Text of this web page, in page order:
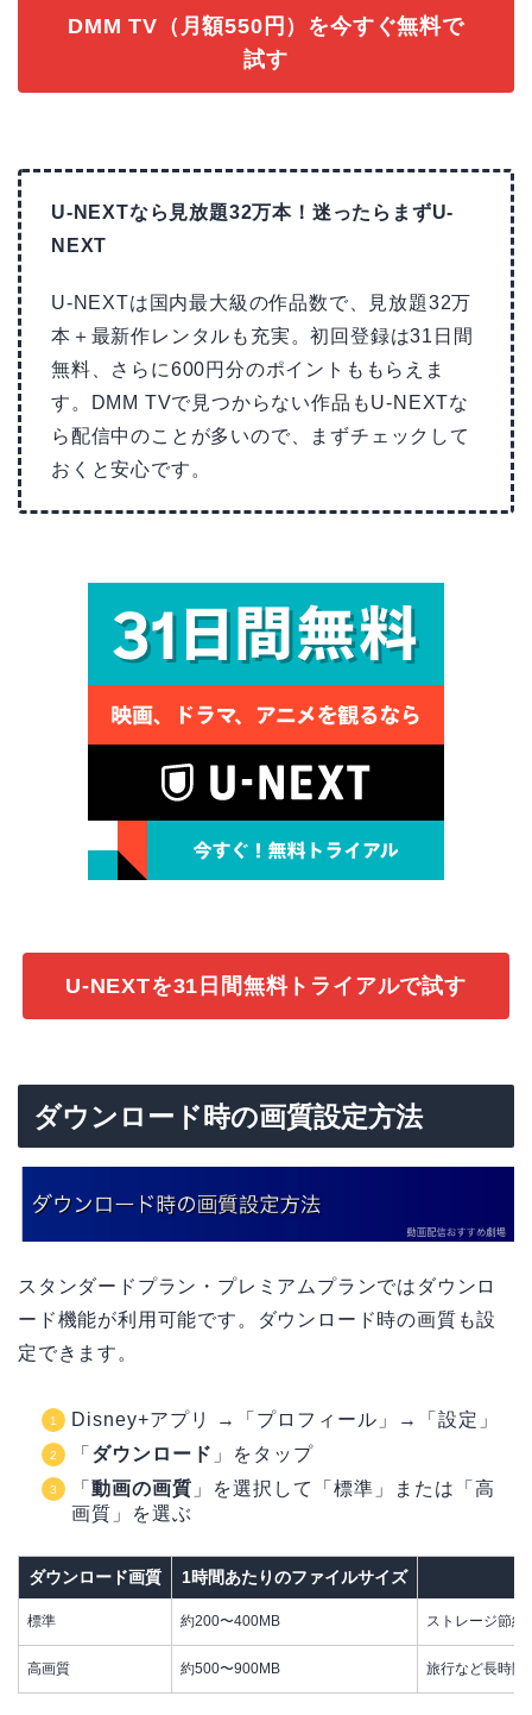
DMM TV（月額550円）を今すぐ無料で
試す
U-NEXTなら見放題32万本！迷ったらまずU-
NEXT
U-NEXTは国内最大級の作品数で、見放題32万
本＋最新作レンタルも充実。初回登録は31日間
無料、さらに600円分のポイントももらえま
す。DMM TVで見つからない作品もU-NEXTな
ら配信中のことが多いので、まずチェックして
おくと安心です。
U-NEXTを31日間無料トライアルで試す
ダウンロード時の画質設定方法
スタンダードプラン・プレミアムプランではダウンロ
ード機能が利用可能です。ダウンロード時の画質も設
定できます。
Disney+アプリ →「プロフィール」→「設定」
「 ダウンロード 」をタップ
「 動画の画質 」を選択して「標準」または「高
画質」を選ぶ
ダウンロード画質 1時間あたりのファイルサイズ
標準 約200〜400MB ストレージ節
高画質 約500〜900MB 旅行など長時間